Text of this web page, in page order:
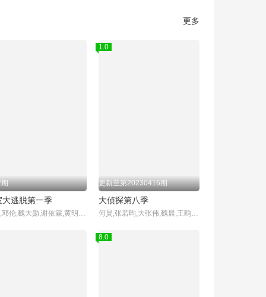
更多
大逃脱第一季
杨幂,邓伦,魏大勋,谢依霖,黄明昊,张国伟
1.0
更新至第20230416期
大侦探第八季
何炅,张若昀,大张伟,魏晨,王鸥,杨蓉,齐思钧
8.0